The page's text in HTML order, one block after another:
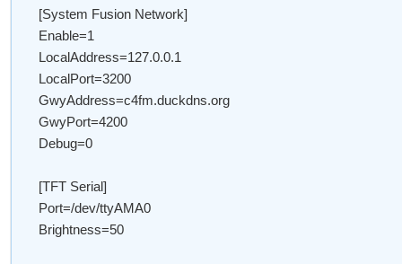
[System Fusion Network]
Enable=1
LocalAddress=127.0.0.1
LocalPort=3200
GwyAddress=c4fm.duckdns.org
GwyPort=4200
Debug=0
[TFT Serial]
Port=/dev/ttyAMA0
Brightness=50